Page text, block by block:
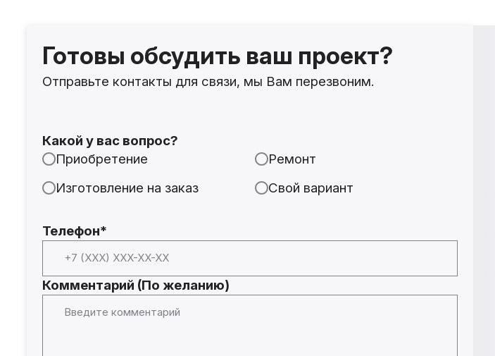
Готовы обсудить ваш проект?
Отправьте контакты для связи, мы Вам перезвоним.
Какой у вас вопрос?
Приобретение
Ремонт
Изготовление на заказ
Свой вариант
Телефон*
Комментарий (По желанию)